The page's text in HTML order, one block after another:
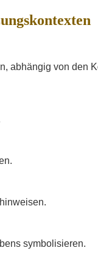
abhängig von den
symbolisieren.